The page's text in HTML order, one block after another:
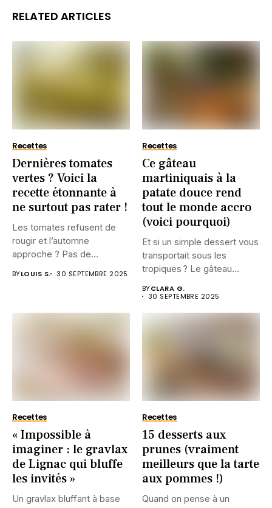
RELATED ARTICLES
Recettes
Dernières tomates
vertes ? Voici la
recette étonnante à
ne surtout pas rater !
Les tomates refusent de
rougir et l’automne
approche ? Pas de
BYLOUIS S. 30 SEPTEMBRE 2025
Recettes
Ce gâteau
martiniquais à la
patate douce rend
tout le monde accro
(voici pourquoi)
Et si un simple dessert vous
transportait sous les
tropiques ? Le gâteau...
BYCLARA G.
30 SEPTEMBRE 2025
Recettes
« Impossible à
imaginer : le gravlax
de Lignac qui bluffe
les invités »
Un gravlax bluffant à base
Recettes
15 desserts aux
prunes (vraiment
meilleurs que la tarte
aux pommes !)
Quand on pense à un